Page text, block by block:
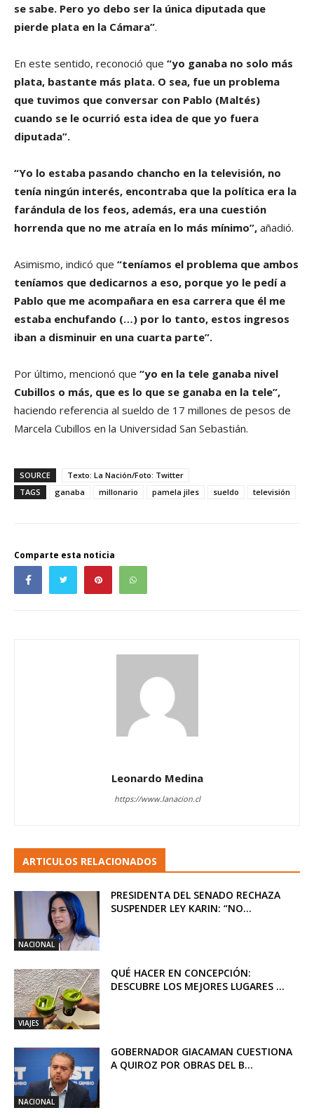
se sabe. Pero yo debo ser la única diputada que
pierde plata en la Cámara”.
En este sentido, reconoció que “yo ganaba no solo más
plata, bastante más plata. O sea, fue un problema
que tuvimos que conversar con Pablo (Maltés)
cuando se le ocurrió esta idea de que yo fuera
diputada”.
“Yo lo estaba pasando chancho en la televisión, no
tenía ningún interés, encontraba que la política era la
farándula de los feos, además, era una cuestión
horrenda que no me atraía en lo más mínimo”, añadió.
Asimismo, indicó que “teníamos el problema que ambos
teníamos que dedicarnos a eso, porque yo le pedí a
Pablo que me acompañara en esa carrera que él me
estaba enchufando (…) por lo tanto, estos ingresos
iban a disminuir en una cuarta parte”.
Por último, mencionó que “yo en la tele ganaba nivel
Cubillos o más, que es lo que se ganaba en la tele”,
haciendo referencia al sueldo de 17 millones de pesos de
Marcela Cubillos en la Universidad San Sebastián.
SOURCE
Texto: La Nación/Foto: Twitter
TAGS
ganaba millonario pamela jiles sueldo televisión
Comparte esta noticia
Leonardo Medina
https://www.lanacion.cl
ARTICULOS RELACIONADOS
NACIONAL
PRESIDENTA DEL SENADO RECHAZA
SUSPENDER LEY KARIN: “NO...
VIAJES
QUÉ HACER EN CONCEPCIÓN:
DESCUBRE LOS MEJORES LUGARES ...
NACIONAL
GOBERNADOR GIACAMAN CUESTIONA
A QUIROZ POR OBRAS DEL B...